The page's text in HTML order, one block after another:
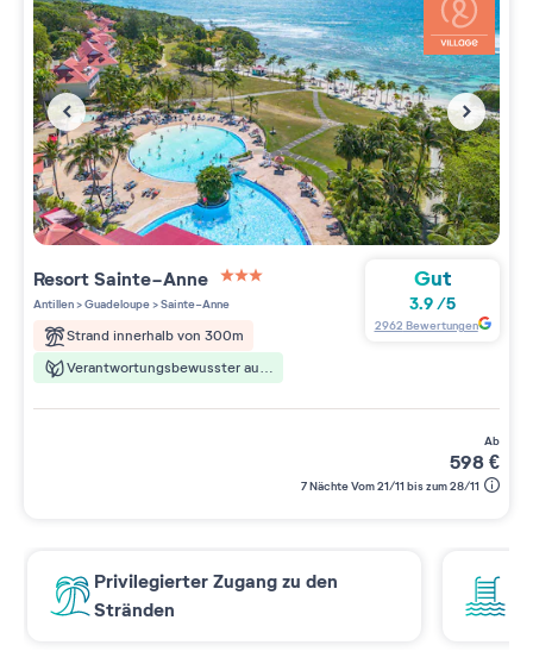
ResortSainte-Anne
3 étoiles sur 5
Antillen>Guadeloupe>Sainte-Anne
Strand innerhalb von 300m
Verantwortungsbewusster aufenthalt
Gut
3.9/5
2962 Bewertungen
ab
598€
7 Nächte Vom 21/11 bis zum 28/11
Privilegierter Zugang zu den
Stränden